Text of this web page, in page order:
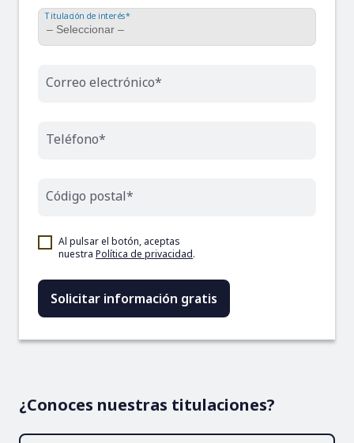
Titulación de interés*
Correo electrónico*
Teléfono*
Código postal*
Al pulsar el botón, aceptas
nuestra Política de privacidad.
¿Conoces nuestras titulaciones?